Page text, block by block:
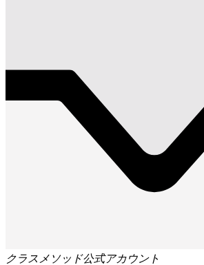
クラスメソッド公式アカウント